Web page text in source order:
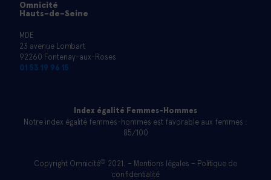
Omnicité
Hauts-de-Seine
MDE
23 avenue Lombart
92260 Fontenay-aux-Roses
01 53 19 96 15
Copyright Omnicité© 2021. – Mentions légales – Politique de
confidentialité
Index égalité Femmes-Hommes
Notre index égalité femmes-hommes est favorable aux femmes :
85/100